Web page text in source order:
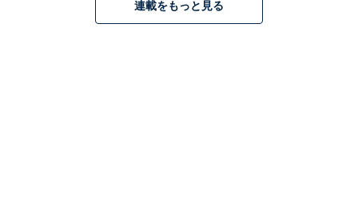
連載をもっと見る